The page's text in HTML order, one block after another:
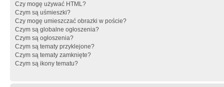
Czy mogę używać HTML?
Czym są uśmieszki?
Czy mogę umieszczać obrazki w poście?
Czym są globalne ogłoszenia?
Czym są ogłoszenia?
Czym są tematy przyklejone?
Czym są tematy zamknięte?
Czym są ikony tematu?